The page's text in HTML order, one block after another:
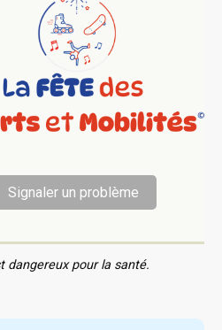
Signaler un problème
dangereux pour la santé.